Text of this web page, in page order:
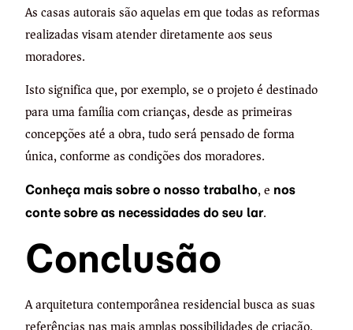
As casas autorais são aquelas em que todas as reformas
realizadas visam atender diretamente aos seus
moradores.
Isto significa que, por exemplo, se o projeto é destinado
para uma família com crianças, desde as primeiras
concepções até a obra, tudo será pensado de forma
única, conforme as condições dos moradores.
Conheça mais sobre o nosso trabalho, e nos
conte sobre as necessidades do seu lar.
Conclusão
A arquitetura contemporânea residencial busca as suas